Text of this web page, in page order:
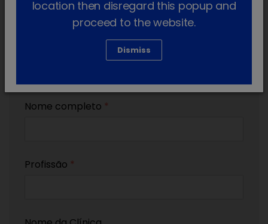
Tem mais alguma questão?
Nome completo *
Profissão *
location then disregard this popup and
proceed to the website.
Dismiss